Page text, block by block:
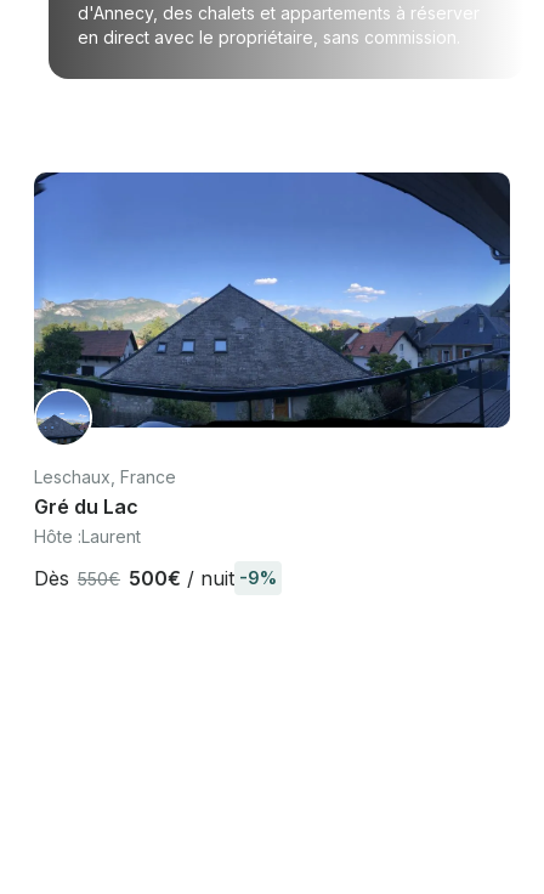
d'Annecy, des chalets et appartements à réserver
en direct avec le propriétaire, sans commission.
Leschaux, France
Gré du Lac
Hôte :Laurent
Dès 550€ 500€ / nuit -9%